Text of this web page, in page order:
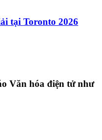
tại Toronto 2026
Văn hóa điện tử như